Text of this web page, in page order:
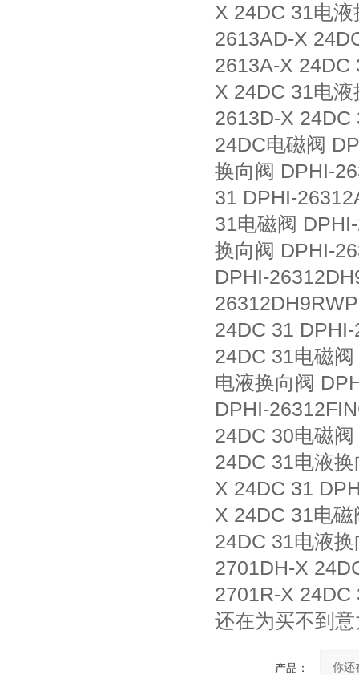
X 24DC 31电
2613AD-X
2613A-X 24DC
X 24DC 31电
2613D-X 24DC
24DC电磁阀
换向阀 DPHI-
31 DPHI-
31电磁阀
换向阀 DPHI-
DPHI-
24DC 31
24DC 31电磁
电液换向阀
DPHI-
24DC 30电磁
24DC 31电液
X 24DC 31
X 24DC 31电
24DC 31电液
2701DH-X
2701R-X 24DC
还在为买不到
产品：